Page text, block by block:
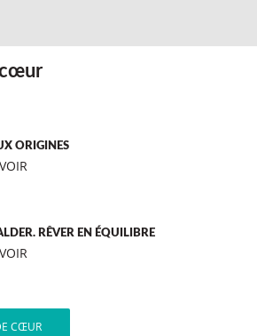
cœur
ORIGINES
RÊVER EN ÉQUILIBRE
CŒUR